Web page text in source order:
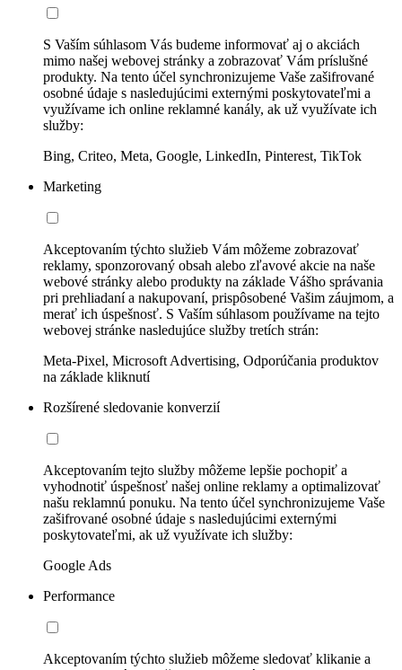
S Vaším súhlasom Vás budeme informovať aj o akciách
mimo našej webovej stránky a zobrazovať Vám príslušné
produkty. Na tento účel synchronizujeme Vaše zašifrované
osobné údaje s nasledujúcimi externými poskytovateľmi a
využívame ich online reklamné kanály, ak už využívate ich
služby:
Bing, Criteo, Meta, Google, LinkedIn, Pinterest, TikTok
Marketing
Akceptovaním týchto služieb Vám môžeme zobrazovať
reklamy, sponzorovaný obsah alebo zľavové akcie na naše
webové stránky alebo produkty na základe Vášho správania
pri prehliadaní a nakupovaní, prispôsobené Vašim záujmom, a
merať ich úspešnosť. S Vaším súhlasom používame na tejto
webovej stránke nasledujúce služby tretích strán:
Meta-Pixel, Microsoft Advertising, Odporúčania produktov
na základe kliknutí
Rozšírené sledovanie konverzií
Akceptovaním tejto služby môžeme lepšie pochopiť a
vyhodnotiť úspešnosť našej online reklamy a optimalizovať
našu reklamnú ponuku. Na tento účel synchronizujeme Vaše
zašifrované osobné údaje s nasledujúcimi externými
poskytovateľmi, ak už využívate ich služby:
Google Ads
Performance
Akceptovaním týchto služieb môžeme sledovať klikanie a